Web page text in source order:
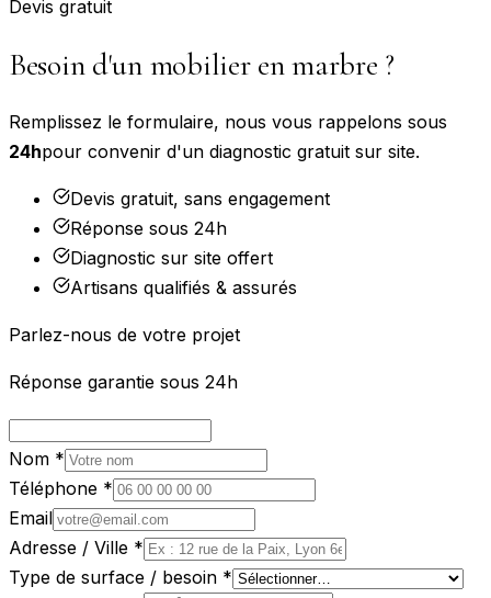
Devis gratuit
Besoin d'un mobilier en marbre ?
Remplissez le formulaire, nous vous rappelons sous
24hpour convenir d'un diagnostic gratuit sur site.
Devis gratuit, sans engagement
Réponse sous 24h
Diagnostic sur site offert
Artisans qualifiés & assurés
Parlez-nous de votre projet
Réponse garantie sous 24h
Nom *
Téléphone *
Email
Adresse / Ville *
Type de surface / besoin *